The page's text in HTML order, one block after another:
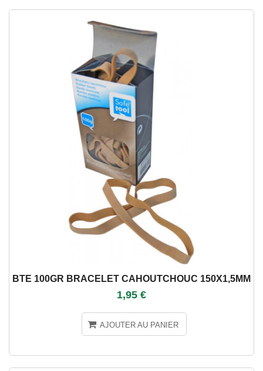
BTE 100GR BRACELET CAHOUTCHOUC 150X1,5MM
1,95 €
AJOUTER AU PANIER